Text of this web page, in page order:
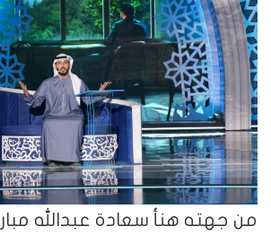
من جهته هنأ سعادة عبدالله